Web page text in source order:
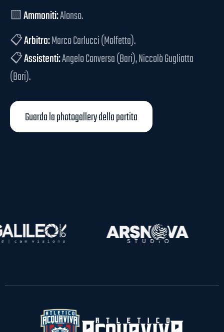
🟨Ammoniti:Alonso.
📋Arbitro:Marco Carlucci (Molfetta).
📋Assistenti:Angelo Conversa (Bari), Niccolò Gugliotta
(Bari).
Guarda la photogallery della partita